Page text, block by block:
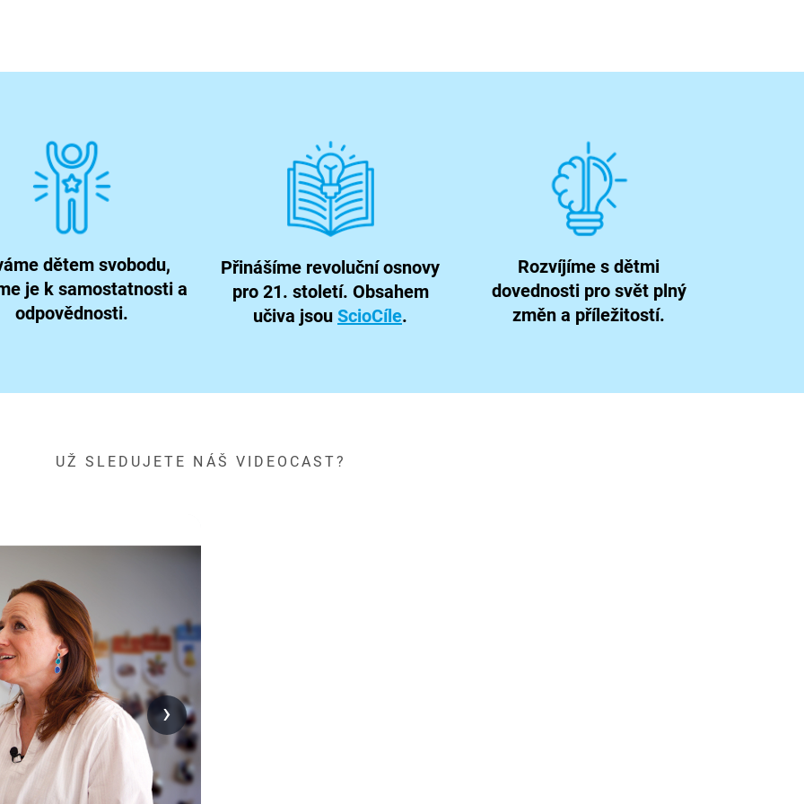
dětem svobodu,
je k samostatnosti a
odpovědnosti.
Přinášíme revoluční osnovy
pro 21. století. Obsahem
učiva jsou ScioCíle.
Rozvíjíme s dětmi
dovednosti pro svět plný
změn a příležitostí.
UŽ SLEDUJETE NÁŠ VIDEOCAST?
›